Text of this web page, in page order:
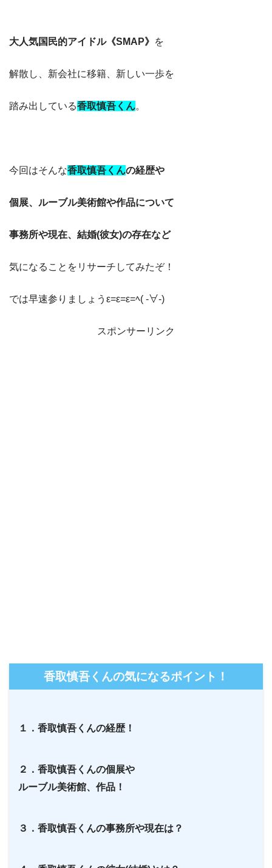
大人気国民的アイドル《SMAP》 を
解散し、新会社に移籍、新しい一歩を
踏み出している香取慎吾くん。
今回はそんな香取慎吾くんの経歴や
個展、ルーブル美術館や作品について
事務所や現在、結婚(彼女)の存在など
気になることをリサーチしてみたぞ！
では早速参りましょうε=ε=ε=ﾍ( -∀-)
スポンサーリンク
香取慎吾くんの気になるポイント！
１．香取慎吾くんの経歴！
２．香取慎吾くんの個展や
ルーブル美術館、作品！
３．香取慎吾くんの事務所や現在は？